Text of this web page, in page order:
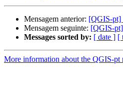
Mensagem anterior: [QGIS-pt]
Mensagem seguinte: [QGIS-
Messages sorted by: [ date ] [
More information about the QGIS-pt